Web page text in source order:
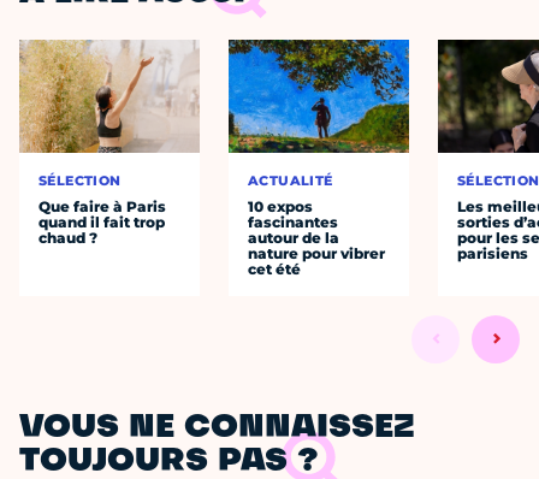
SÉLECTION
Que faire à Paris
quand il fait trop
chaud ?
ACTUALITÉ
10 expos
fascinantes
autour de la
nature pour vibrer
cet été
SÉLECTION
Les
sorties
pour les
parisiens
VOUS NE CONNAISSEZ
TOUJOURS PAS ?